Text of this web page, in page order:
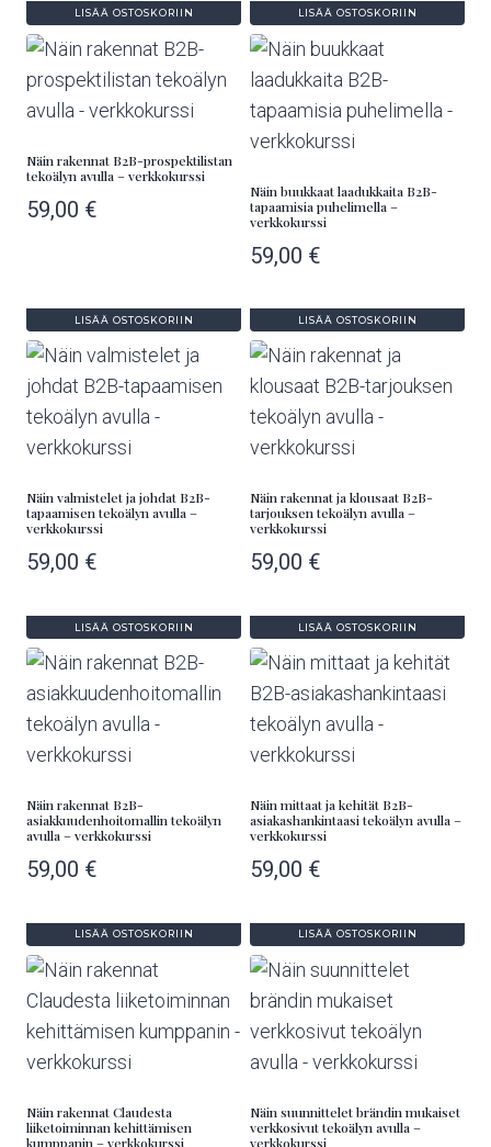
LISÄÄ OSTOSKORIIN LISÄÄ OSTOSKORIIN
Näin rakennat B2B-prospektilistan
tekoälyn avulla – verkkokurssi
59,00 €
LISÄÄ OSTOSKORIIN
Näin buukkaat laadukkaita B2B-
tapaamisia puhelimella –
verkkokurssi
59,00 €
LISÄÄ OSTOSKORIIN
Näin valmistelet ja johdat B2B-
tapaamisen tekoälyn avulla –
verkkokurssi
59,00 €
LISÄÄ OSTOSKORIIN
Näin rakennat ja klousaat B2B-
tarjouksen tekoälyn avulla –
verkkokurssi
59,00 €
LISÄÄ OSTOSKORIIN
Näin rakennat B2B-
asiakkuudenhoitomallin tekoälyn
avulla – verkkokurssi
59,00 €
LISÄÄ OSTOSKORIIN
Näin mittaat ja kehität B2B-
asiakashankintaasi tekoälyn avulla –
verkkokurssi
59,00 €
LISÄÄ OSTOSKORIIN
Näin rakennat Claudesta
liiketoiminnan kehittämisen
kumppanin – verkkokurssi
Näin suunnittelet brändin mukaiset
verkkosivut tekoälyn avulla –
verkkokurssi